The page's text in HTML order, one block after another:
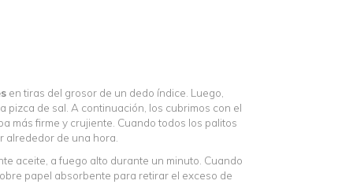
en tiras del grosor de un dedo índice. Luego,
pizca de sal. A continuación, los cubrimos con el
más firme y crujiente. Cuando todos los palitos
de una hora.
aceite, a fuego alto durante un minuto. Cuando
papel absorbente para retirar el exceso de